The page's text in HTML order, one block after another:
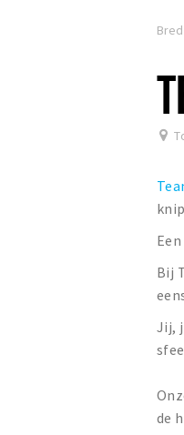
Een
Bij
Jij,
de